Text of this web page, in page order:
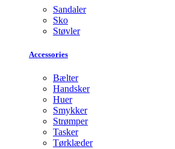
Sandaler
Sko
Støvler
Accessories
Bælter
Handsker
Huer
Smykker
Strømper
Tasker
Tørklæder